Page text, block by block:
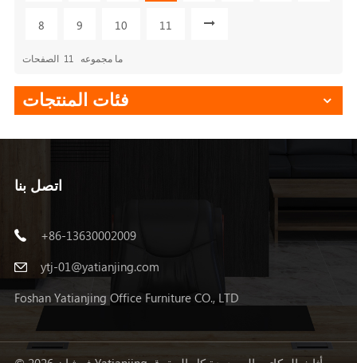
8 9 10 11
ما مجموعه 11 الصفحات
فئات المنتجات
اتصل بنا
+86-13630002009
ytj-01@yatianjing.com
Foshan Yatianjing Office Furniture CO., LTD